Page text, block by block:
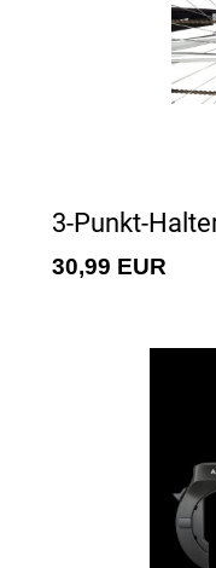
3-Punkt-
30,99 EUR